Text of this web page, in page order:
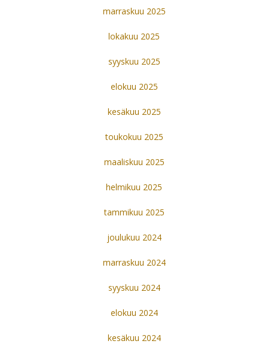
marraskuu 2025
lokakuu 2025
syyskuu 2025
elokuu 2025
kesäkuu 2025
toukokuu 2025
maaliskuu 2025
helmikuu 2025
tammikuu 2025
joulukuu 2024
marraskuu 2024
syyskuu 2024
elokuu 2024
kesäkuu 2024